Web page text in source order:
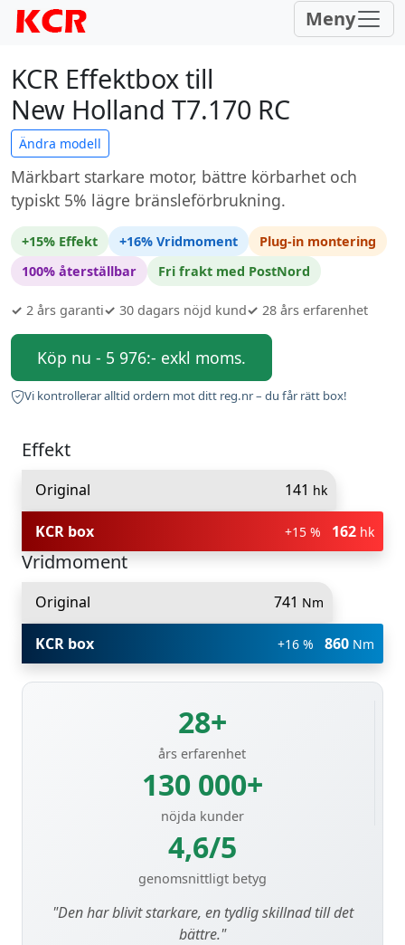
Meny
KCR Effektbox till
New Holland T7.170 RC
Ändra modell
Märkbart starkare motor, bättre körbarhet och
typiskt 5% lägre bränsleförbrukning.
+15% Effekt +16% Vridmoment
Plug-in montering
100% återställbar
Fri frakt med PostNord
✓ 2 års garanti✓ 30 dagars nöjd kund✓ 28 års erfarenhet
Köp nu - 5 976:- exkl moms.
Vi kontrollerar alltid ordern mot ditt reg.nr – du får rätt box!
Effekt
Original 141 hk
KCR box +15 % 162 hk
Vridmoment
Original 741 Nm
KCR box +16 % 860 Nm
28+
års erfarenhet
130 000+
nöjda kunder
4,6/5
genomsnittligt betyg
"Den har blivit starkare, en tydlig skillnad till det
bättre."